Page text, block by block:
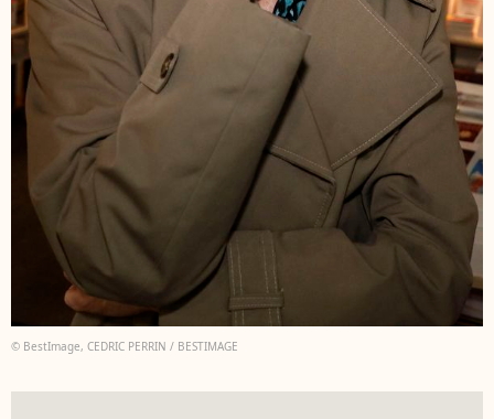
© BestImage, CEDRIC PERRIN / BESTIMAGE